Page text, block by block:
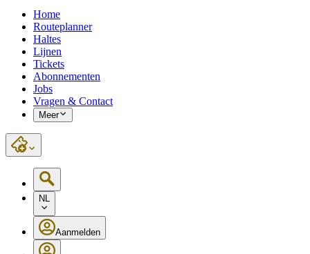
Home
Routeplanner
Haltes
Lijnen
Tickets
Abonnementen
Jobs
Vragen & Contact
Meer
NL
Aanmelden